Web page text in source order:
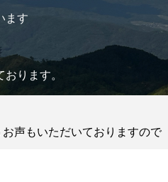
ます
ります。
声もいただいておりますので